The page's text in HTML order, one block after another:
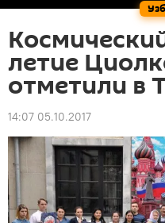
летие
отметили в
14:07 05.10.2017